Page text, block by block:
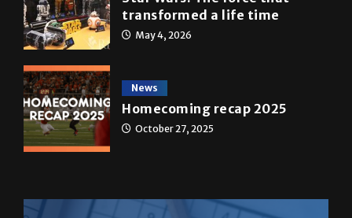
transformed a life time
May 4, 2026
News
Homecoming recap 2025
October 27, 2025